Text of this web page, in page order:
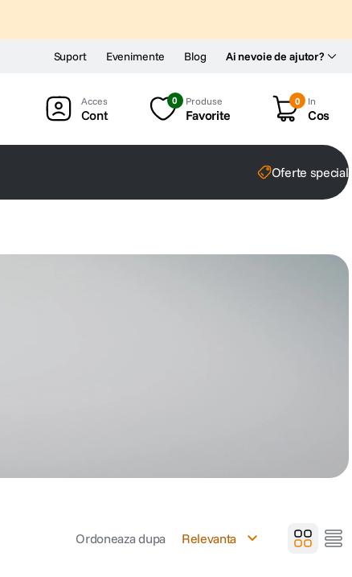
Ai nevoie de ajutor?
Suport Evenimente Blog
Cont
0 Produse
Favorite
0 In
Cos
Oferte
Ordoneaza dupa Relevanta